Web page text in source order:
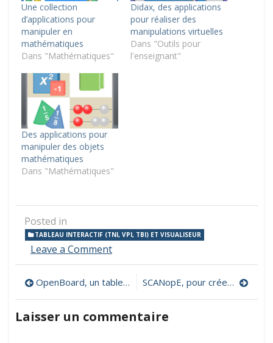
Une collection
d’applications pour
manipuler en
mathématiques
Dans "Mathématiques"
Didax, des applications
pour réaliser des
manipulations virtuelles
Dans "Outils pour
l'enseignant"
Des applications pour
manipuler des objets
mathématiques
Dans "Mathématiques"
Posted in
TABLEAU INTERACTIF (TNI, VPI, TBI) ET VISUALISEUR
Leave a Commenton
mathématiques
à
manipuler
sur
Navigation
de
l’article
OpenBoard, un tableau blanc interactif pour écoles et universités SCANopE, pour créer ses QR Codes en mode connecté et déconnecté
Laisser un commentaire